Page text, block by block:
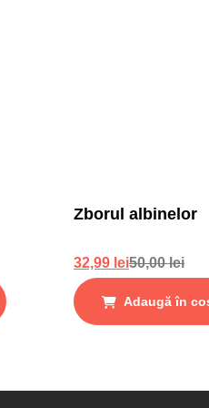
Zborul albinelor
50,00lei
32,99 lei
Adaugă în